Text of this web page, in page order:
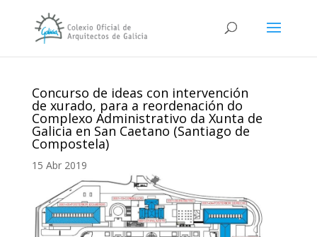
Concurso de ideas con intervención
de xurado, para a reordenación do
Complexo Administrativo da Xunta de
Galicia en San Caetano (Santiago de
Compostela)
15 Abr 2019